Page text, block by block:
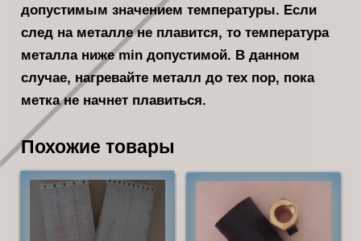
допустимым значением температуры. Если
след на металле не плавится, то температура
металла ниже min допустимой. В данном
случае, нагревайте металл до тех пор, пока
метка не начнет плавиться.
Похожие товары